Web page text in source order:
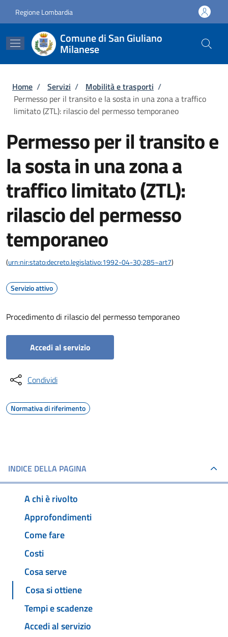
Regione Lombardia
Comune di San Giuliano
Milanese
Briciole di pane
Home / Servizi / Mobilità e trasporti /
Permesso per il transito e la sosta in una zona a traffico
limitato (ZTL): rilascio del permesso temporaneo
Permesso per il transito e
la sosta in una zona a
traffico limitato (ZTL):
rilascio del permesso
temporaneo
(urn:nir:stato:decreto.legislativo:1992-04-30;285~art7)
Servizio attivo
Procedimento di rilascio del permesso temporaneo
Accedi al servizio
Condividi
Normativa di riferimento
INDICE DELLA PAGINA
A chi è rivolto
Approfondimenti
Come fare
Costi
Cosa serve
Cosa si ottiene
Tempi e scadenze
Accedi al servizio